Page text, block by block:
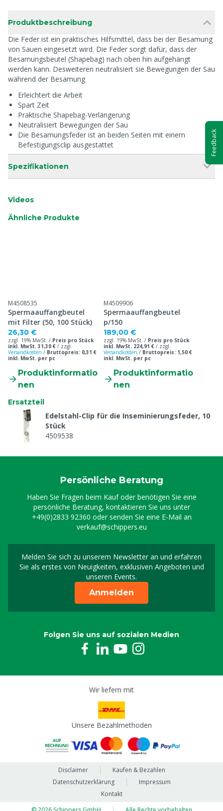
Produktbeschreibung
Die Feder ist ein praktisches Hilfsmittel, dass bei der Besamung
von Sauen eingesetzt wird. Die Feder sorgt dafür, dass der
Besamungsbeutel (Shapebag) nach oben hin aufgehängt
werden kann. Desweiteren neutralisiert sie Bewegungen der Sau
während der Besamung
Erleichtert die Arbeit
Spart Zeit
Praktische Shapebag-Verlängerung
Neutralisiert Bewegungen der Sau
Die Besamungsfeder ist an beiden Seiten mit einem
Befestigungsclip ausgestattet
Spezifikationen
Videos
Ähnliche Produkte
M4508535
Spermaauffangbeutel
mit Filter (50, 100 Stück)
26,30 €
zzgl. 19% MwSt. / Preis pro Stück
inkl. MwSt. 31,30 € / zzgl.
Versandkosten / Bruttopreis: 0,31 €
inkl. MwSt. per pc
Produktinformatio
nen
M4509906
Spermaauffangbeutel
p/150
189,00 €
zzgl. 19% MwSt. / Preis pro Stück
inkl. MwSt. 224,91 € / zzgl.
Versandkosten / Bruttopreis: 1,50 €
inkl. MwSt. per pc
Produktinformatio
nen
Ersatzteil
Edelstahl-Clip für die Inseminierungsfeder, 10
Stück
4509538
Persönliche Beratung
Haben Sie Fragen beim Kauf oder benötigen Sie eine
persönliche Beratung, kontaktieren Sie uns unter
+49(0)2833 92360 oder senden Sie eine E-Mail an
verkauf@schippers.eu
Melden Sie sich zu unserem Newsletter an und erfahren
Sie als erstes von Neuigkeiten, exklusiven Angeboten und
unseren Events.
Melden Sie sich für
Anmelden
Folgen Sie uns auf sozialen Medien
Wir liefern mit
Unsere Bezahlmethoden
Disclaimer
Kaufen & Bezahlen
Datenschutzerklärung
Impressum
Kontakt
Feedback